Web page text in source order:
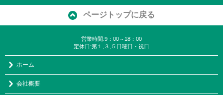
ページトップに戻る
営業時間:9：00～18：00
定休日:第１,３,５日曜日・祝日
ホーム
会社概要